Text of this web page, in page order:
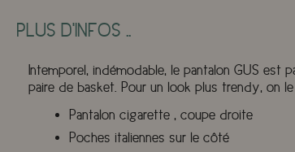
PLUS D'INFOS ..
Intemporel, indémodable, le pantalon GUS
paire de basket. Pour un look plus trendy, on
Pantalon cigarette , coupe droite
Poches italiennes sur le côté